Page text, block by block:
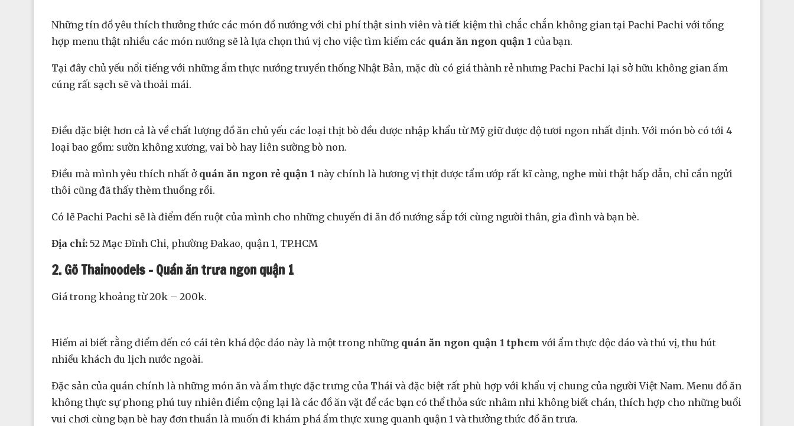
Những tín đồ yêu thích thưởng thức các món đồ nướng với chi phí thật sinh viên và tiết kiệm thì chắc chắn không gian tại Pachi Pachi với tổng
hợp menu thật nhiều các món nướng sẽ là lựa chọn thú vị cho việc tìm kiếm các quán ăn ngon quận 1 của bạn.
Tại đây chủ yếu nổi tiếng với những ẩm thực nướng truyền thống Nhật Bản, mặc dù có giá thành rẻ nhưng Pachi Pachi lại sở hữu không gian ấm
cúng rất sạch sẽ và thoải mái.
Điều đặc biệt hơn cả là về chất lượng đồ ăn chủ yếu các loại thịt bò đều được nhập khẩu từ Mỹ giữ được độ tươi ngon nhất định. Với món bò có tới 4
loại bao gồm: sườn không xương, vai bò hay liên sường bò non.
Điều mà mình yêu thích nhất ở quán ăn ngon rẻ quận 1 này chính là hương vị thịt được tẩm ướp rất kĩ càng, nghe mùi thật hấp dẫn, chỉ cần ngửi
thôi cũng đã thấy thèm thuồng rồi.
Có lẽ Pachi Pachi sẽ là điểm đến ruột của mình cho những chuyến đi ăn đồ nướng sắp tới cùng người thân, gia đình và bạn bè.
Địa chỉ: 52 Mạc Đĩnh Chi, phường Đakao, quận 1, TP.HCM
2. Gõ Thainoodels – Quán ăn trưa ngon quận 1
Giá trong khoảng từ 20k – 200k.
Hiếm ai biết rằng điểm đến có cái tên khá độc đáo này là một trong những quán ăn ngon quận 1 tphcm với ẩm thực độc đáo và thú vị, thu hút
nhiều khách du lịch nước ngoài.
Đặc sản của quán chính là những món ăn và ẩm thực đặc trưng của Thái và đặc biệt rất phù hợp với khẩu vị chung của người Việt Nam. Menu đồ ăn
không thực sự phong phú tuy nhiên điểm cộng lại là các đồ ăn vặt để các bạn có thể thỏa sức nhâm nhi không biết chán, thích hợp cho những buổi
vui chơi cùng bạn bè hay đơn thuần là muốn đi khám phá ẩm thực xung quanh quận 1 và thưởng thức đồ ăn trưa.